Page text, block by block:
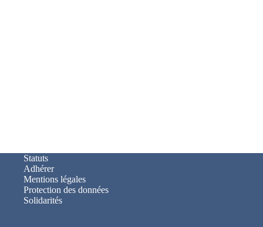
Statuts
Adhérer
Mentions légales
Protection des données
Solidarités